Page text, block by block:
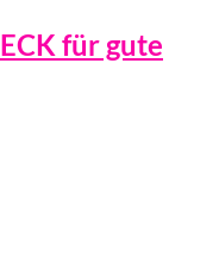
für gute